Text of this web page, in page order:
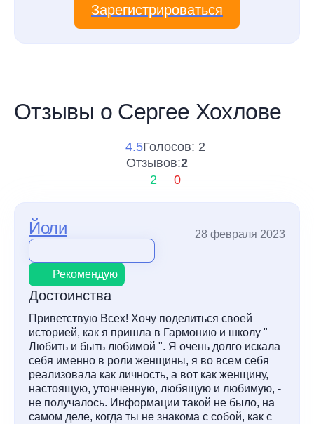
Зарегистрироваться
Отзывы о Сергее Хохлове
4.5Голосов: 2
Отзывов:2
2
0
Йоли 28 февраля 2023
Рекомендую
Достоинства
Приветствую Всех! Хочу поделиться своей
историей, как я пришла в Гармонию и школу "
Любить и быть любимой ". Я очень долго искала
себя именно в роли женщины, я во всем себя
реализовала как личность, а вот как женщину,
настоящую, утонченную, любящую и любимую, -
не получалось. Информации такой не было, на
самом деле, когда ты не знакома с собой, как с